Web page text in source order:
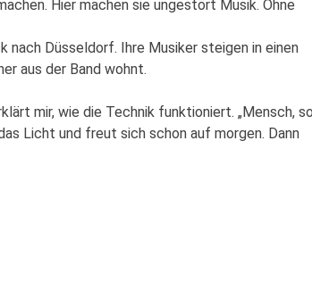
Hier machen sie ungestört Musik. Ohne
nach Düsseldorf. Ihre Musiker steigen in einen
aus der Band wohnt.
mir, wie die Technik funktioniert. „Mensch,
Licht und freut sich schon auf morgen. Dann